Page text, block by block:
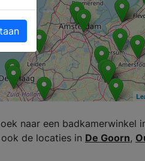
naar een badkamerwinkel
de locaties in De Goorn,